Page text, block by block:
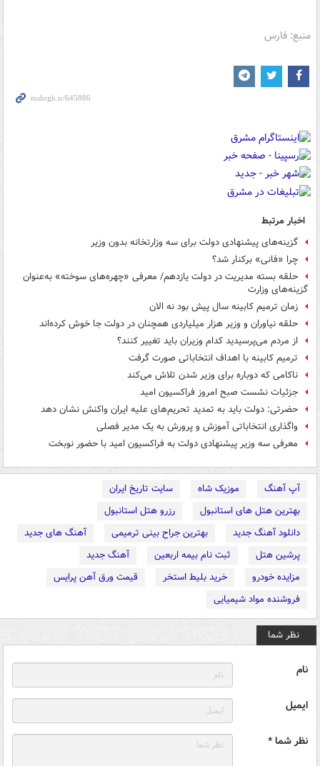
منبع: فارس
اخبار مرتبط
گزینه‌های پیشنهادی دولت برای سه وزارتخانه بدون وزیر
چرا «فانی» برکنار شد؟
حلقه بسته مدیریت در دولت یازدهم/ معرفی «چهره‌های سوخته» به‌عنوان
گزینه‌های وزارت
زمان ترمیم کابینه سال پیش بود نه الان
حلقه نیاوران و وزیر هزار میلیاردی همچنان در دولت جا خوش کرده‌اند
از مردم می‌پرسیدید کدام وزیران باید تغییر کنند؟
ترمیم کابینه با اهداف انتخاباتی صورت گرفت
ناکامی که دوباره برای وزیر شدن تلاش می‌کند
جزئیات نشست صبح امروز فراکسیون امید
حضرتی: دولت باید به تمدید تحریم‌های علیه ایران واکنش نشان دهد
واگذاری انتخاباتی آموزش و پرورش به یک مدیر فصلی
معرفی سه وزیر پیشنهادی دولت به فراکسیون امید با حضور نوبخت
آپ آهنگ موزیک شاه
سایت تاریخ ایران
بهترین هتل های استانبول
رزرو هتل استانبول
دانلود آهنگ جدید
بهترین جراح بینی ترمیمی
آهنگ های جدید
پرشین هتل
ثبت نام بیمه اربعین
آهنگ جدید
مزایده خودرو
خرید بلیط استخر
قیمت ورق آهن پرایس
فروشنده مواد شیمیایی
نظر شما
نام
ایمیل
نظر شما *